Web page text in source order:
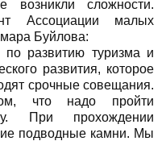
сложности.
Ассоциации малых
Буйлова:
развитию туризма и
развития, которое
срочные совещания.
что надо пройти
При прохождении
подводные камни. Мы